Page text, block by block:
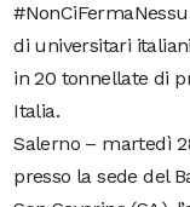
di universitari
in 20 tonnellate di
Italia.
Salerno – martedì
presso la sede del